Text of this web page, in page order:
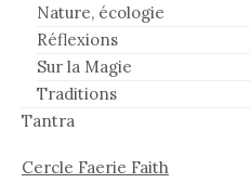
Nature, écologie
Réflexions
Sur la Magie
Traditions
Tantra
Cercle Faerie Faith